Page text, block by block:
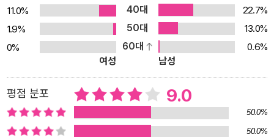
다. 흔들리는 세계 경제, 당신은 경제의 흐름을 제대로 읽고 있는가?
20세기 초, 전 세계를 뒤흔든 경제 대공황이 있었다. 누구도 피해갈
수 없었던 이 대규모의 공황을 사람들은 경제 재앙이라고 부른다. 자
연 재해처럼 한 개인이나 정부의 통제력을 뛰어넘는 이해할 수 없는
힘에서 비롯되었다는 생각 때문이다. 하지만 저자는 소수의 그릇된
판단과 잘못된 정책들이 대공황을 불러왔다고 말한다. 그들이 일으킨
대공황의 영향은 제2차 세계대전의 무대를 만들었고, 그 여파는 수십
년 간 지속되었다. 저자는 당시 무소불위의 권력을 지녔던 네 명의 중
11.0%
40대
22.7%
1.9%
50대
13.0%
0%
60대
0.6%
여성
남성
평점 분포 9.0
50.0%
50.0%